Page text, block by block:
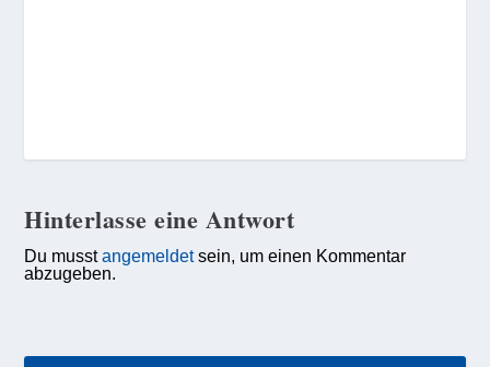
Hinterlasse eine Antwort
Du musstangemeldetsein, um einen Kommentar
abzugeben.